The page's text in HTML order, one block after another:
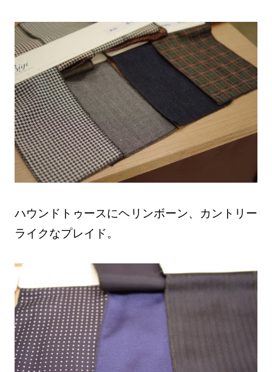
ハウンドトゥースにヘリンボーン、カントリー
ライクなプレイド。